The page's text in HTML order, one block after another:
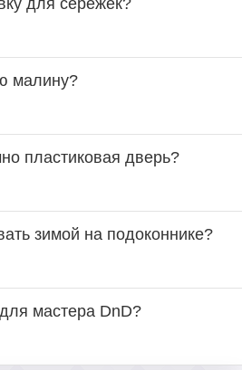
для сережек?
малину?
пластиковая дверь?
зимой на подоконнике?
мастера DnD?